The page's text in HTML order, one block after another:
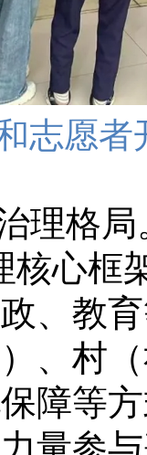
志愿者
理格
核心框
、教
、村
障等